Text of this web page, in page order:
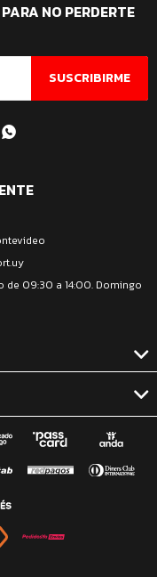
de 09:30 a 14:00. Domingo
NO PERDERTE
SUSCRIBIRME
